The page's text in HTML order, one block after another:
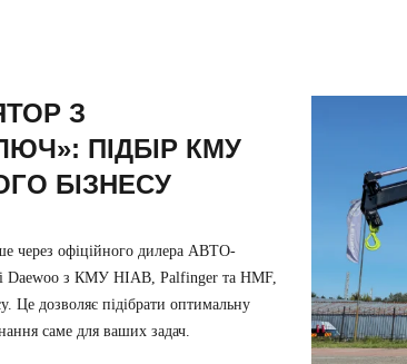
З
ПІДБІР КМУ
БІЗНЕСУ
через офіційного дилера АВТО-
Daewoo з КМУ HIAB, Palfinger та HMF,
Це дозволяє підібрати оптимальну
саме для ваших задач.